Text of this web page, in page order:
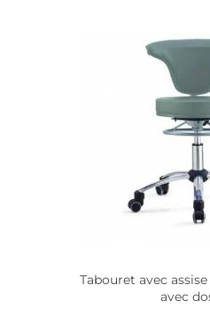
Tabouret avec
avec